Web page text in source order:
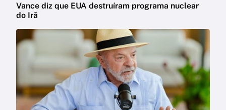
Vance diz que EUA destruíram programa nuclear
do Irã